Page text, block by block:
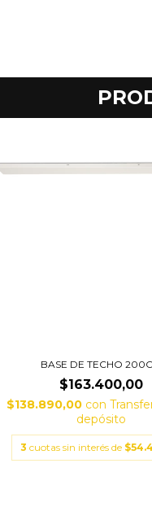
BASE DE TECHO
$163.400,00
$138.890,00 con
depósito
3 cuotas sin interés de